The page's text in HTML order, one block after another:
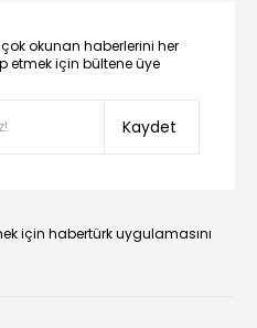
okunan haberlerini her
etmek için bültene üye
Kaydet
için habertürk uygulamasını